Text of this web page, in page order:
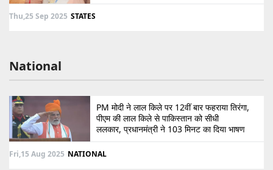
Thu,25 Sep 2025 STATES
National
PM मोदी ने लाल किले पर 12वीं बार फहराया तिरंगा,
पीएम की लाल किले से पाकिस्तान को सीधी
ललकार, प्रधानमंत्री ने 103 मिनट का दिया भाषण
Fri,15 Aug 2025 NATIONAL